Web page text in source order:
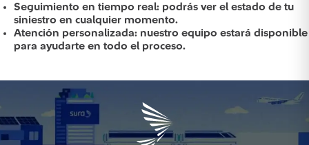
Seguimiento en tiempo real: podrás ver el estado de tu
siniestro en cualquier momento.
Atención personalizada: nuestro equipo estará disponible
para ayudarte en todo el proceso.